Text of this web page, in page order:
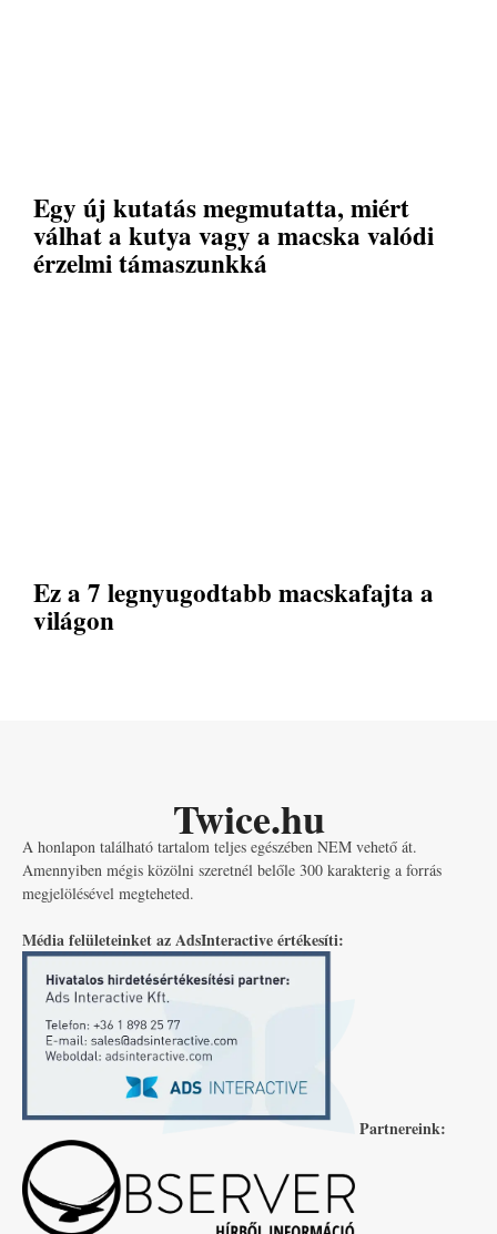
Egy új kutatás megmutatta, miért
válhat a kutya vagy a macska valódi
érzelmi támaszunkká
Ez a 7 legnyugodtabb macskafajta a
világon
Twice.hu
A honlapon található tartalom teljes egészében NEM vehető át.
Amennyiben mégis közölni szeretnél belőle 300 karakterig a forrás
megjelölésével megteheted.
Média felületeinket az AdsInteractive értékesíti:
Partnereink: